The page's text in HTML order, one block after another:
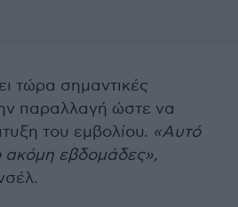
τώρα σημαντικές
παραλλαγή ώστε να
του εμβολίου. «Αυτό
ακόμη εβδομάδες»,